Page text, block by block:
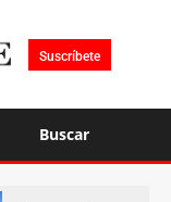
Suscríbete
Buscar